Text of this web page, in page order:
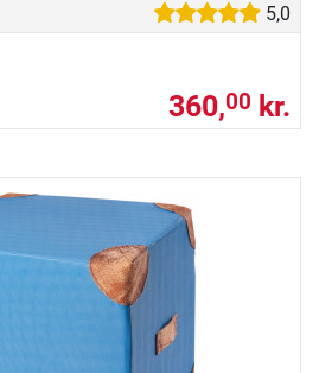
5,0
360,00 kr.